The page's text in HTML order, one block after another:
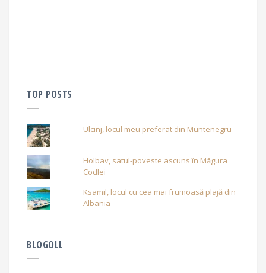
TOP POSTS
Ulcinj, locul meu preferat din Muntenegru
Holbav, satul-poveste ascuns în Măgura
Codlei
Ksamil, locul cu cea mai frumoasă plajă din
Albania
BLOGOLL